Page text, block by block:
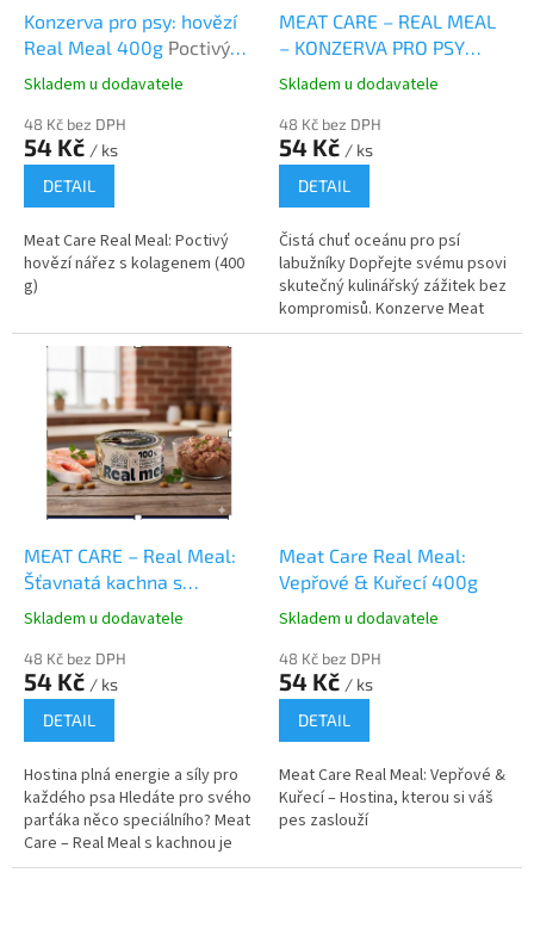
Konzerva pro psy: hovězí
Real Meal 400g Poctivý
hovězí nářez s kolagenem
Skladem u dodavatele
48 Kč bez DPH
54 Kč / ks
DETAIL
Meat Care Real Meal: Poctivý
hovězí nářez s kolagenem (400
g)
MEAT CARE – REAL MEAL
– KONZERVA PRO PSY
RYBA 400G
Skladem u dodavatele
48 Kč bez DPH
54 Kč / ks
DETAIL
Čistá chuť oceánu pro psí
labužníky Dopřejte svému psovi
skutečný kulinářský zážitek bez
kompromisů. Konzerve Meat
Care – Real Meal není jen
MEAT CARE – Real Meal:
Šťavnatá kachna s
kolagenem (400g)
Skladem u dodavatele
48 Kč bez DPH
54 Kč / ks
DETAIL
Hostina plná energie a síly pro
každého psa Hledáte pro svého
parťáka něco speciálního? Meat
Care – Real Meal s kachnou je
synonymem pro prvotřídní psí
Meat Care Real Meal:
Vepřové & Kuřecí 400g
Skladem u dodavatele
48 Kč bez DPH
54 Kč / ks
DETAIL
Meat Care Real Meal: Vepřové &
Kuřecí – Hostina, kterou si váš
pes zaslouží